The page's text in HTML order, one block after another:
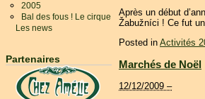
Après un début
Žabužníci ! Ce fut
Posted in Activités
Marchés de Noël
12/12/2009 –
2005
Bal des fous ! Le cirque
Les news
Partenaires